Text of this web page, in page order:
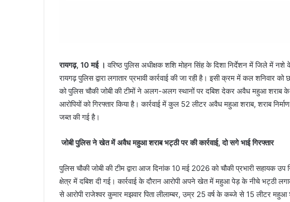
रायगढ़, 10 मई । वरिष्ठ पुलिस अधीक्षक शशि मोहन सिंह के दिशा निर्देशन में जिले में
रायगढ़ पुलिस द्वारा लगातार प्रभावी कार्रवाई की जा रही है। इसी क्रम में कल शनिवार
को पुलिस चौकी जोबी की टीमों ने अलग-अलग स्थानों पर दबिश देकर अवैध महुआ शराब के
आरोपियों को गिरफ्तार किया है। कार्रवाई में कुल 52 लीटर अवैध महुआ शराब, शराब
जब्त की गई है।
जोबी पुलिस ने खेत में अवैध महुआ शराब भट्ठी पर की कार्रवाई, दो सगे भाई गिरफ्तार
पुलिस चौकी जोबी की टीम द्वारा आज दिनांक 10 मई 2026 को चौकी प्रभारी सहायक उप
क्षेत्र में दबिश दी गई। कार्रवाई के दौरान आरोपी अपने खेत में महुआ पेड़ के नीचे भट्ठी
से आरोपी राजेश्वर कुमार मझवार पिता लीलाम्बर, उम्र 25 वर्ष के कब्जे से 15 लीटर